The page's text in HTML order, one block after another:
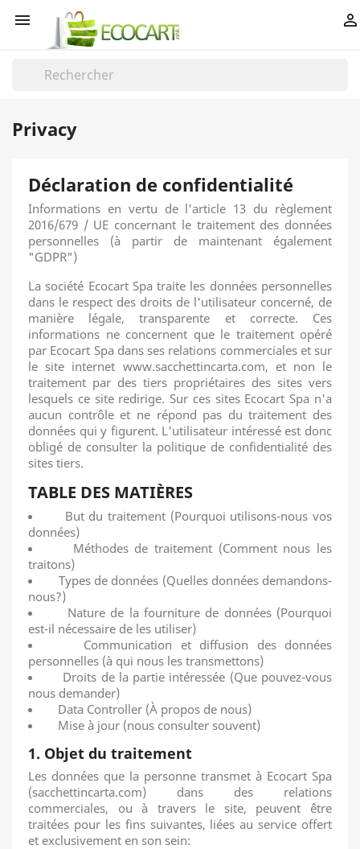
 
Privacy
Déclaration de confidentialité
Informations en vertu de l'article 13 du règlement
2016/679 / UE concernant le traitement des données
personnelles (à partir de maintenant également
"GDPR")
La société Ecocart Spa traite les données personnelles
dans le respect des droits de l'utilisateur concerné, de
manière légale, transparente et correcte. Ces
informations ne concernent que le traitement opéré
par Ecocart Spa dans ses relations commerciales et sur
le site internet www.sacchettincarta.com, et non le
traitement par des tiers propriétaires des sites vers
lesquels ce site redirige.Sur ces sites Ecocart Spa n'a
aucun contrôle et ne répond pas du traitement des
données qui y figurent. L'utilisateur intéressé est donc
obligé de consulter la politique de confidentialité des
sites tiers.
TABLE DES MATIÈRES
But du traitement (Pourquoi utilisons-nous vos
données)
Méthodes de traitement (Comment nous les
traitons)
Types de données (Quelles données demandons-
nous?)
Nature de la fourniture de données (Pourquoi
est-il nécessaire de les utiliser)
Communication et diffusion des données
personnelles (à qui nous les transmettons)
Droits de la partie intéressée (Que pouvez-vous
nous demander)
Data Controller (À propos de nous)
Mise à jour (nous consulter souvent)
1. Objet du traitement
Les données que la personne transmet à Ecocart Spa
(sacchettincarta.com) dans des relations
commerciales, ou à travers le site, peuvent être
traitées pour les fins suivantes, liées au service offert
et exclusivement en son sein: